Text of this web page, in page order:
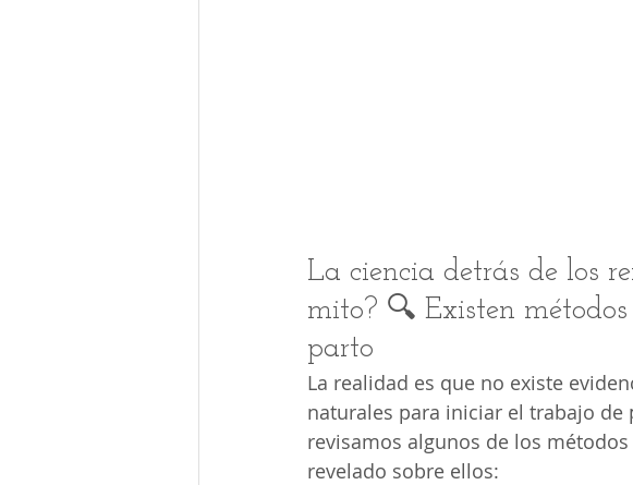
La ciencia detrás de los
mito? 🔍 Existen
parto
La realidad es que no existe
naturales para iniciar el trabajo de
revisamos algunos de los
revelado sobre ellos: